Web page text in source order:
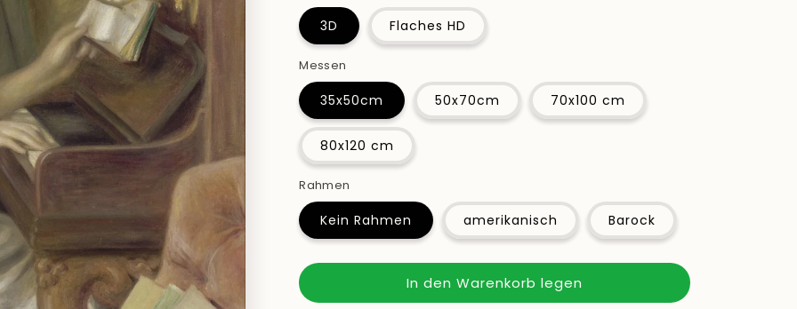
3D Flaches HD
Messen
35x50cm 50x70cm 70x100 cm
80x120 cm
Rahmen
Kein Rahmen amerikanisch Barock
In den Warenkorb legen